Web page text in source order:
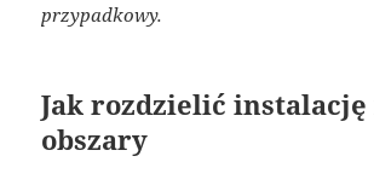
przypadkowy.
Jak rozdzielić instalację
obszary